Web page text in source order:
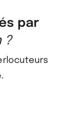
par
?